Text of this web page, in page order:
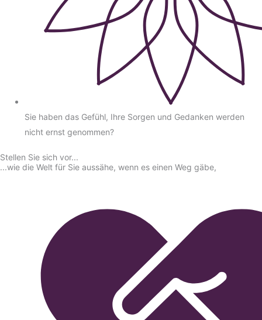
Sie haben das Gefühl, Ihre Sorgen und Gedanken werden
nicht ernst genommen?
Stellen Sie sich vor...
...wie die Welt für Sie aussähe, wenn es einen Weg gäbe,